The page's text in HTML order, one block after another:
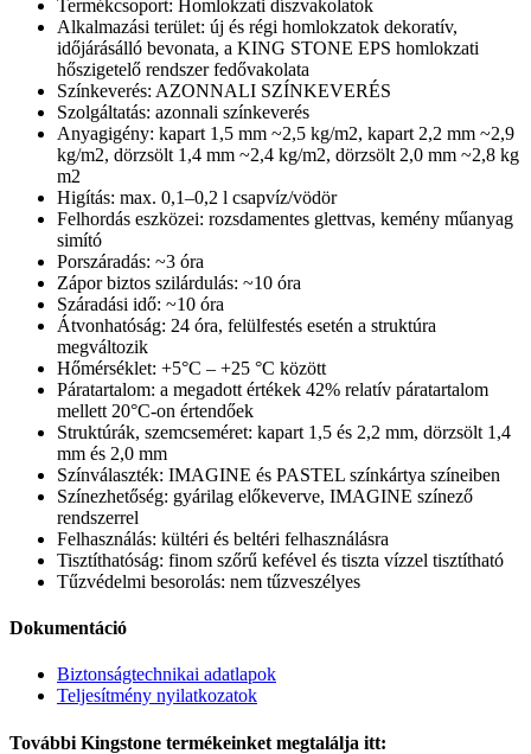
Termékcsoport: Homlokzati díszvakolatok
Alkalmazási terület: új és régi homlokzatok dekoratív,
időjárásálló bevonata, a KING STONE EPS homlokzati
hőszigetelő rendszer fedővakolata
Színkeverés: AZONNALI SZÍNKEVERÉS
Szolgáltatás: azonnali színkeverés
Anyagigény: kapart 1,5 mm ~2,5 kg/m2, kapart 2,2 mm ~2,9
kg/m2, dörzsölt 1,4 mm ~2,4 kg/m2, dörzsölt 2,0 mm ~2,8 kg
m2
Higítás: max. 0,1–0,2 l csapvíz/vödör
Felhordás eszközei: rozsdamentes glettvas, kemény műanyag
simító
Porszáradás: ~3 óra
Zápor biztos szilárdulás: ~10 óra
Száradási idő: ~10 óra
Átvonhatóság: 24 óra, felülfestés esetén a struktúra
megváltozik
Hőmérséklet: +5°C – +25 °C között
Páratartalom: a megadott értékek 42% relatív páratartalom
mellett 20°C-on értendőek
Struktúrák, szemcseméret: kapart 1,5 és 2,2 mm, dörzsölt 1,4
mm és 2,0 mm
Színválaszték: IMAGINE és PASTEL színkártya színeiben
Színezhetőség: gyárilag előkeverve, IMAGINE színező
rendszerrel
Felhasználás: kültéri és beltéri felhasználásra
Tisztíthatóság: finom szőrű kefével és tiszta vízzel tisztítható
Tűzvédelmi besorolás: nem tűzveszélyes
Dokumentáció
Biztonságtechnikai adatlapok
Teljesítmény nyilatkozatok
További Kingstone termékeinket megtalálja itt: